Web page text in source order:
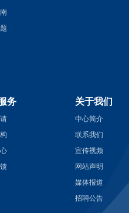
务 关于我们
中心简介
联系我们
宣传视频
网站声明
媒体报道
招聘公告